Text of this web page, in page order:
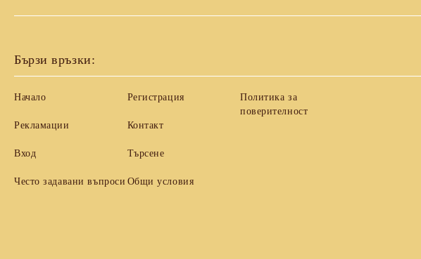
Бързи връзки:
Начало
Рекламации
Вход
Често задавани въпроси
Регистрация
Контакт
Търсене
Общи условия
Политика за
поверителност